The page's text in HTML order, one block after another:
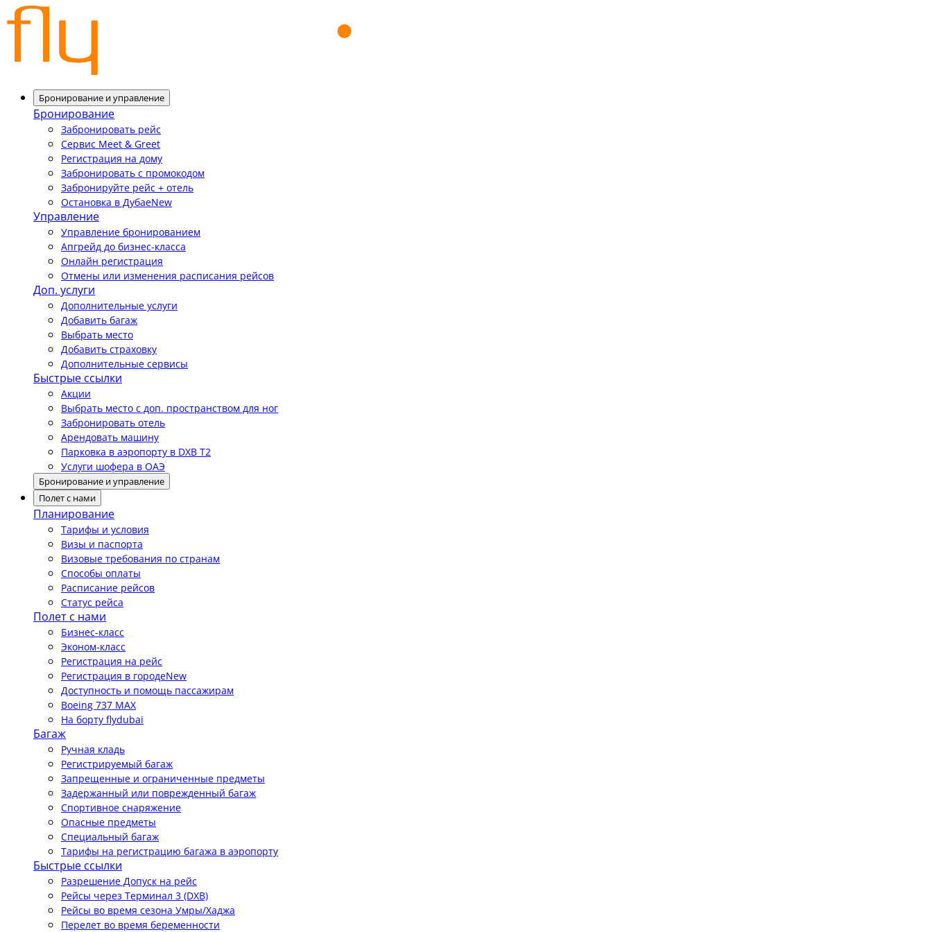
Бронирование и управление
Бронирование
Забронировать рейс
Сервис Meet & Greet
Регистрация на дому
Забронировать с промокодом
Забронируйте рейс + отель
Остановка в ДубаеNew
Управление
Управление бронированием
Апгрейд до бизнес-класса
Онлайн регистрация
Отмены или изменения расписания рейсов
Доп. услуги
Дополнительные услуги
Добавить багаж
Выбрать место
Добавить страховку
Дополнительные сервисы
Быстрые ссылки
Акции
Выбрать место с доп. пространством для ног
Забронировать отель
Арендовать машину
Парковка в аэропорту в DXB T2
Услуги шофера в ОАЭ
Бронирование и управление
Полет с нами
Планирование
Тарифы и условия
Визы и паспорта
Визовые требования по странам
Способы оплаты
Расписание рейсов
Статус рейса
Полет с нами
Бизнес-класс
Эконом-класс
Регистрация на рейс
Регистрация в городеNew
Доступность и помощь пассажирам
Boeing 737 MAX
На борту flydubai
Багаж
Ручная кладь
Регистрируемый багаж
Запрещенные и ограниченные предметы
Задержанный или поврежденный багаж
Спортивное снаряжение
Опасные предметы
Специальный багаж
Тарифы на регистрацию багажа в аэропорту
Быстрые ссылки
Разрешение Допуск на рейс
Рейсы через Терминал 3 (DXB)
Рейсы во время сезона Умры/Хаджа
Перелет во время беременности